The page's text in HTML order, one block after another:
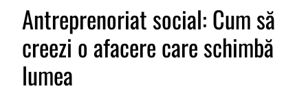
Antreprenoriat social: Cum să
creezi o afacere care schimbă
lumea